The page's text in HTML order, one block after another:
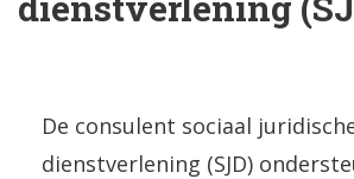
De consulent sociaal
dienstverlening (SJD)